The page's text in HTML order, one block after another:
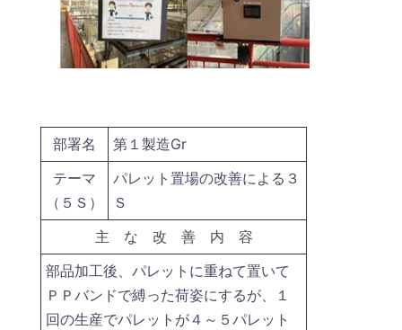
部署名
第１製造Gr
テーマ
（５Ｓ）
パレット置場の改善による３
Ｓ
主 な 改 善 内 容
部品加工後、パレットに重ねて置いて
ＰＰバンドで縛った荷姿にするが、１
回の生産でパレットが４～５パレット